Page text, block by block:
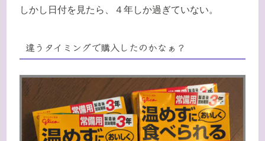
しかし日付を見たら、４年しか過ぎていない。
違うタイミングで購入したのかなぁ？